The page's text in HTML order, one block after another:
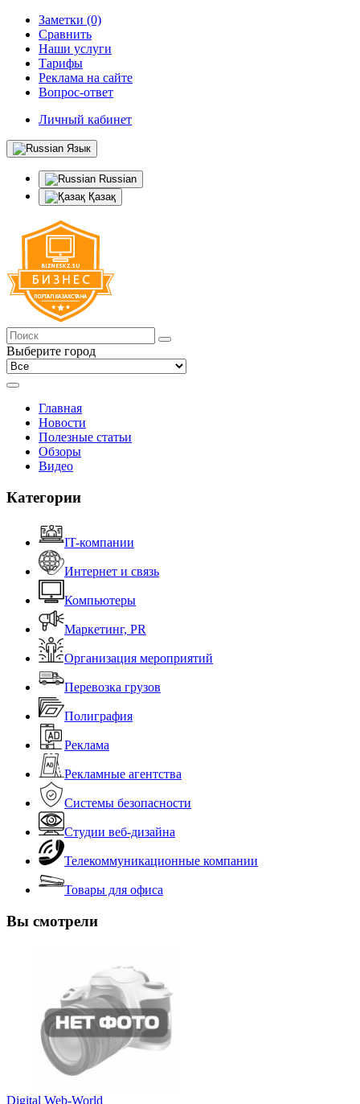
Заметки (0)
Сравнить
Наши услуги
Тарифы
Реклама на сайте
Вопрос-ответ
Личный кабинет
Язык
Russian
Қазақ
Выберите город
Главная
Новости
Полезные статьи
Обзоры
Видео
Категории
IT-компании
Интернет и связь
Компьютеры
Маркетинг, PR
Организация мероприятий
Перевозка грузов
Полиграфия
Реклама
Рекламные агентства
Системы безопасности
Студии веб-дизайна
Телекоммуникационные компании
Товары для офиса
Вы смотрели
Digital Web-World